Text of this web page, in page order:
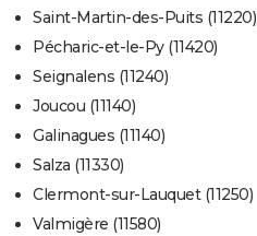
Saint-Martin-des-Puits (11220)
Pécharic-et-le-Py (11420)
Seignalens (11240)
Joucou (11140)
Galinagues (11140)
Salza (11330)
Clermont-sur-Lauquet (11250)
Valmigère (11580)